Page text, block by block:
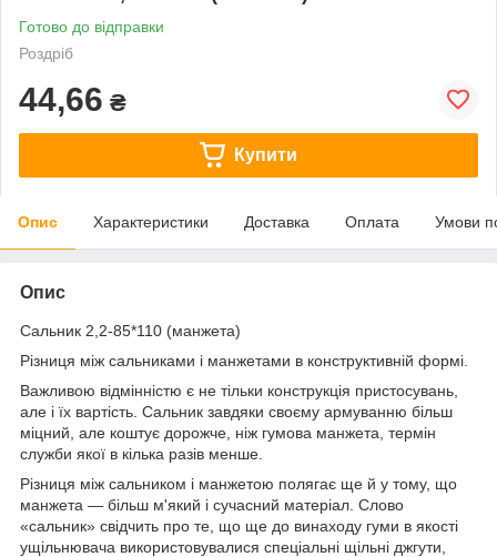
Готово до відправки
Роздріб
44,66 ₴
Купити
Опис Характеристики Доставка Оплата Умови
Опис
Сальник 2,2-85*110 (манжета)
Різниця між сальниками і манжетами в конструктивній формі.
Важливою відмінністю є не тільки конструкція пристосувань,
але і їх вартість. Сальник завдяки своєму армуванню більш
міцний, але коштує дорожче, ніж гумова манжета, термін
служби якої в кілька разів менше.
Різниця між сальником і манжетою полягає ще й у тому, що
манжета — більш м'який і сучасний матеріал. Слово
«сальник» свідчить про те, що ще до винаходу гуми в якості
ущільнювача використовувалися спеціальні щільні джгути,